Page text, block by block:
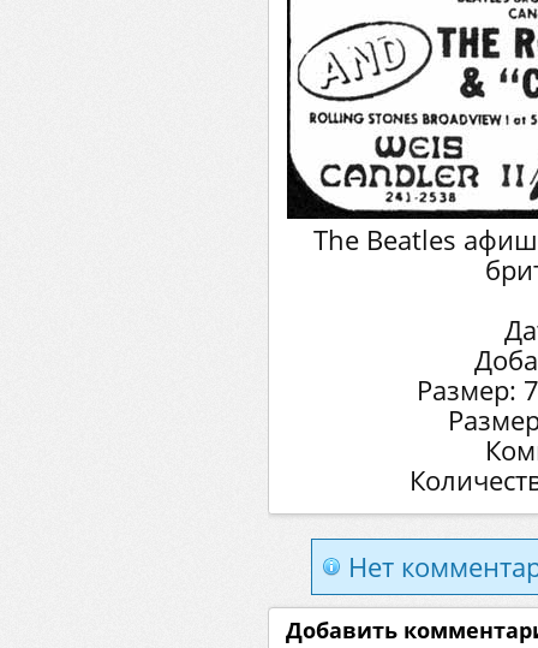
The Beatles
Размер:
Нет
Добавить